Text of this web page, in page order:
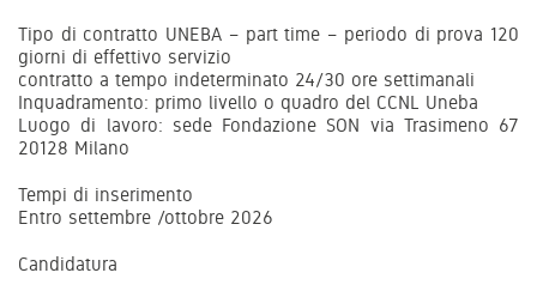
Tipo di contratto UNEBA – part time – periodo di prova 120
giorni di effettivo servizio
contratto a tempo indeterminato 24/30 ore settimanali
Inquadramento: primo livello o quadro del CCNL Uneba
Luogo di lavoro: sede Fondazione SON via Trasimeno 67
20128 Milano
Tempi di inserimento
Entro settembre /ottobre 2026
Candidatura